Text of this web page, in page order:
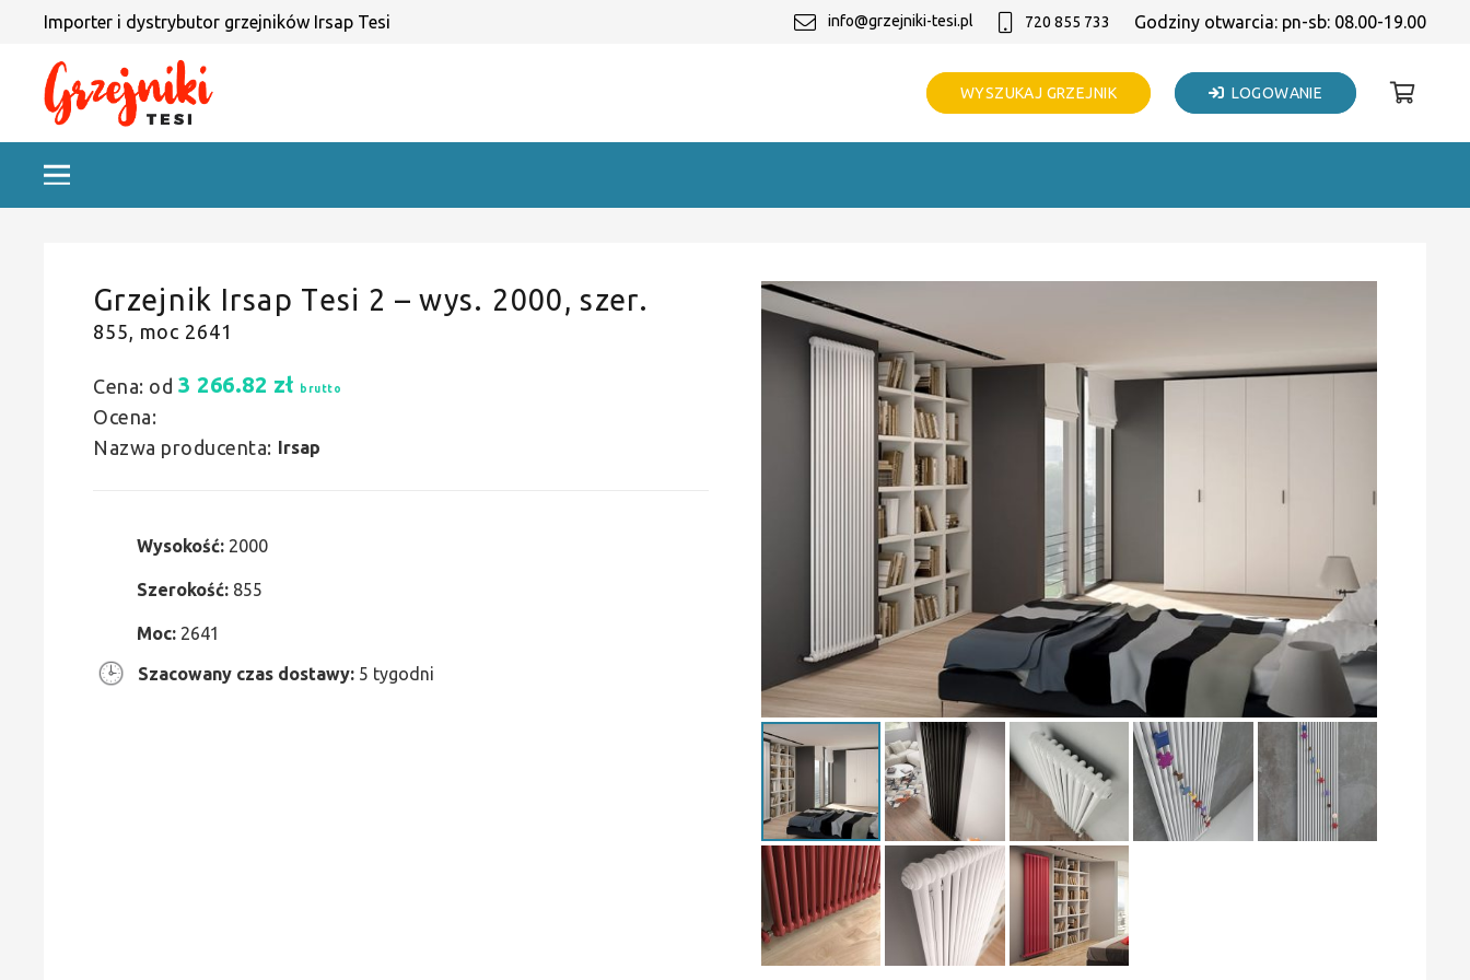
Importer i dystrybutor grzejników Irsap Tesi info@grzejniki-tesi.pl 720 855 733 Godziny otwarcia: pn-sb: 08.00-19.00
WYSZUKAJ GRZEJNIK LOGOWANIE
Grzejnik Irsap Tesi 2 – wys. 2000, szer.
855, moc 2641
Cena: od 3 266.82 zł brutto
Ocena:
Nazwa producenta: Irsap
Wysokość: 2000
Szerokość: 855
Moc: 2641
Szacowany czas dostawy: 5 tygodni